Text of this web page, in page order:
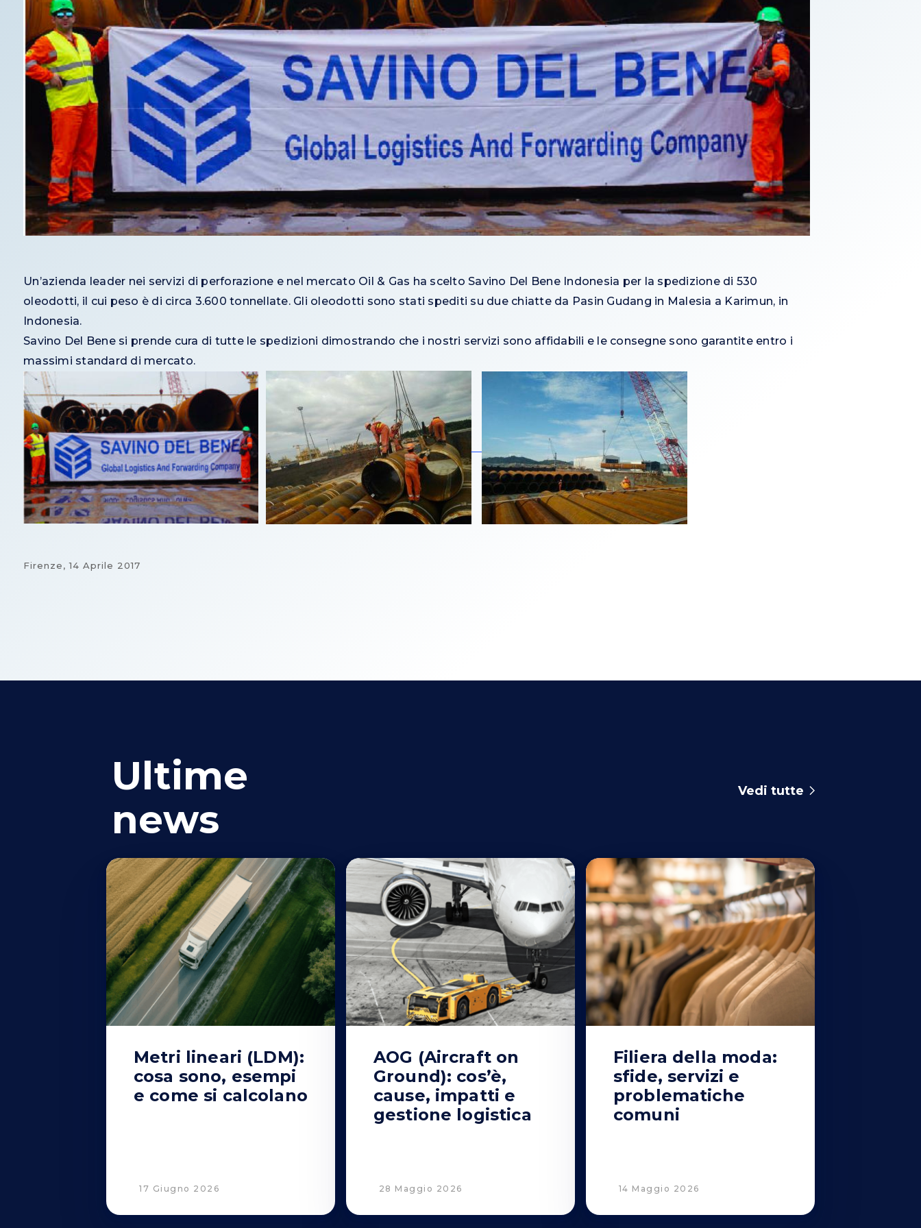
Un’azienda leader nei servizi di perforazione e nel mercato Oil & Gas ha scelto Savino Del Bene Indonesia per la spedizione di 530
oleodotti, il cui peso è di circa 3.600 tonnellate. Gli oleodotti sono stati spediti su due chiatte da Pasin Gudang in Malesia a Karimun, in
Indonesia.
Savino Del Bene si prende cura di tutte le spedizioni dimostrando che i nostri servizi sono affidabili e le consegne sono garantite entro i
massimi standard di mercato.
Firenze,14 Aprile 2017
Ultime
news
Vedi tutte
Metri lineari (LDM):
cosa sono, esempi
e come si calcolano
17 Giugno 2026
AOG (Aircraft on
Ground): cos’è,
cause, impatti e
gestione logistica
28 Maggio 2026
Filiera della moda:
sfide, servizi e
problematiche
comuni
14 Maggio 2026